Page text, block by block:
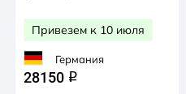
Привезем к 10 июля
Германия
28150 q